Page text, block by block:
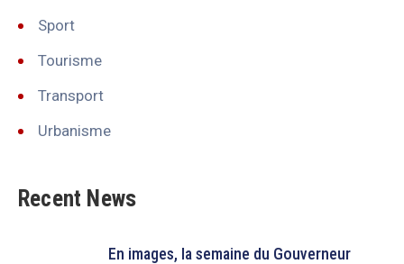
Sport
Tourisme
Transport
Urbanisme
Recent News
En images, la semaine du Gouverneur